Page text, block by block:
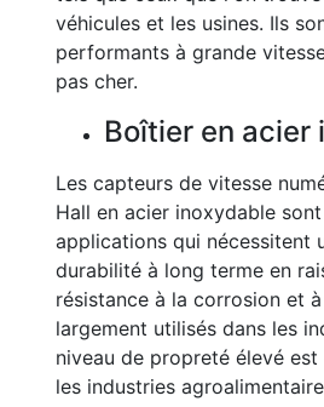
véhicules et les usines. Ils
performants à grande
pas cher.
Boîtier en acier
Les capteurs de vitesse
Hall en acier inoxydable
applications qui nécessitent
durabilité à long terme en
résistance à la corrosion et
largement utilisés dans les
niveau de propreté élevé
les industries